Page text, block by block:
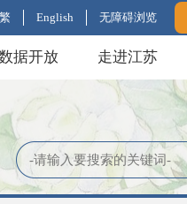
繁 English 无障碍浏览
据开放 走进江苏